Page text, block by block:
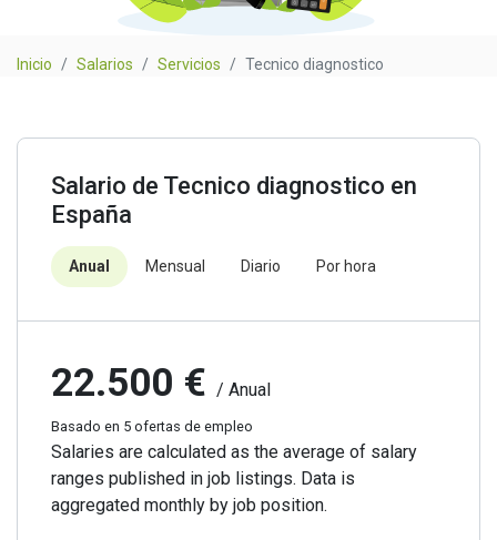
Inicio Salarios Servicios Tecnico diagnostico
Salario de Tecnico diagnostico en
España
Anual Mensual Diario Por hora
22.500 € / Anual
Basado en 5 ofertas de empleo
Salaries are calculated as the average of salary
ranges published in job listings. Data is
aggregated monthly by job position.